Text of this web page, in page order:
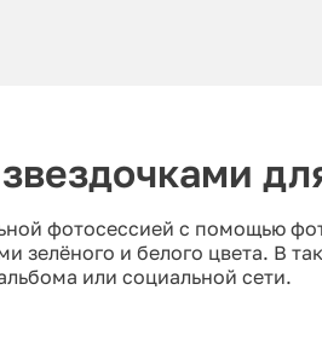
фотосессией с помощью
зелёного и белого цвета. В
или социальной сети.